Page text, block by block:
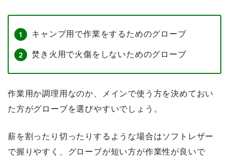
キャンプ用で作業をするためのグローブ
焚き火用で火傷をしないためのグローブ
作業用か調理用なのか、メインで使う方を決めておい
た方がグローブを選びやすいでしょう。
薪を割ったり切ったりするような場合はソフトレザー
で握りやすく、グローブが短い方が作業性が良いで